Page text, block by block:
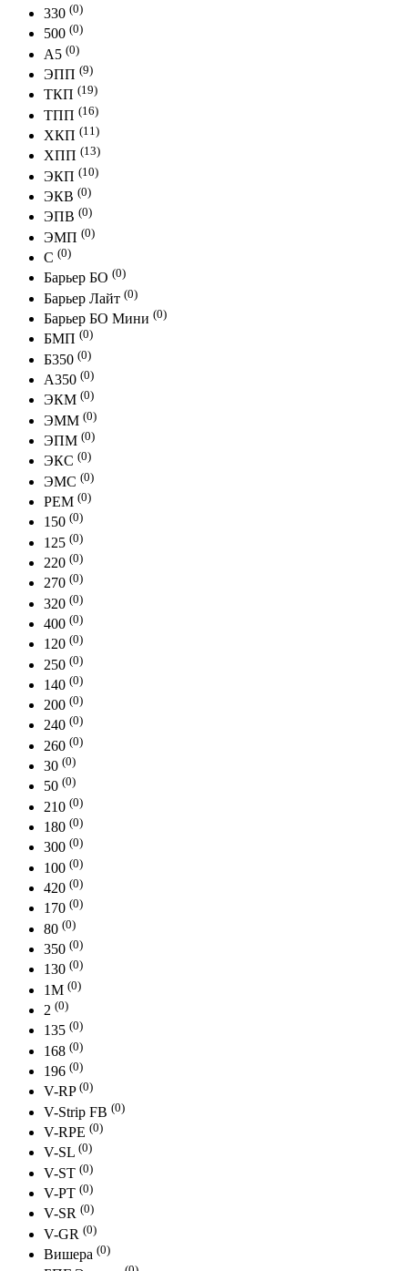
330 (0)
500 (0)
A5 (0)
ЭПП (9)
ТКП (19)
ТПП (16)
ХКП (11)
ХПП (13)
ЭКП (10)
ЭКВ (0)
ЭПВ (0)
ЭМП (0)
С (0)
Барьер БО (0)
Барьер Лайт (0)
Барьер БО Мини (0)
БМП (0)
Б350 (0)
А350 (0)
ЭКМ (0)
ЭММ (0)
ЭПМ (0)
ЭКС (0)
ЭМС (0)
РЕМ (0)
150 (0)
125 (0)
220 (0)
270 (0)
320 (0)
400 (0)
120 (0)
250 (0)
140 (0)
200 (0)
240 (0)
260 (0)
30 (0)
50 (0)
210 (0)
180 (0)
300 (0)
100 (0)
420 (0)
170 (0)
80 (0)
350 (0)
130 (0)
1М (0)
2 (0)
135 (0)
168 (0)
196 (0)
V-RP (0)
V-Strip FB (0)
V-RPE (0)
V-SL (0)
V-ST (0)
V-PT (0)
V-SR (0)
V-GR (0)
Вишера (0)